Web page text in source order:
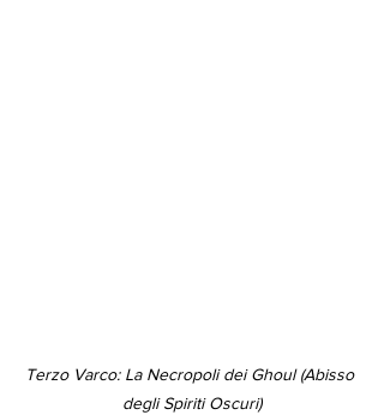
Terzo Varco: La Necropoli dei Ghoul (Abisso
degli Spiriti Oscuri)